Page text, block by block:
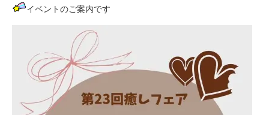
イベントのご案内です